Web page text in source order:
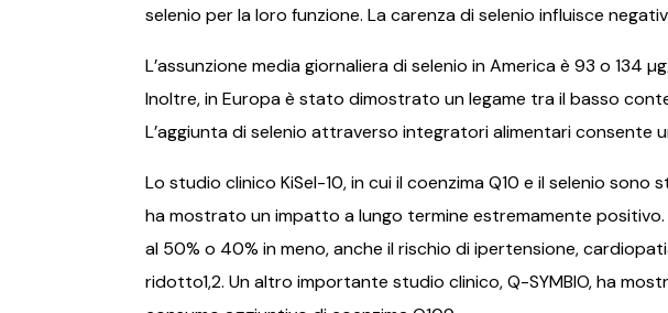
selenio per la loro funzione. La carenza di selenio influisce
L’assunzione media giornaliera di selenio in America è 93 o 134
Inoltre, in Europa è stato dimostrato un legame tra il basso
L’aggiunta di selenio attraverso integratori alimentari consente
Lo studio clinico KiSel-10, in cui il coenzima Q10 e il selenio
ha mostrato un impatto a lungo termine estremamente
al 50% o 40% in meno, anche il rischio di ipertensione,
ridotto1,2. Un altro importante studio clinico, Q-SYMBIO, ha